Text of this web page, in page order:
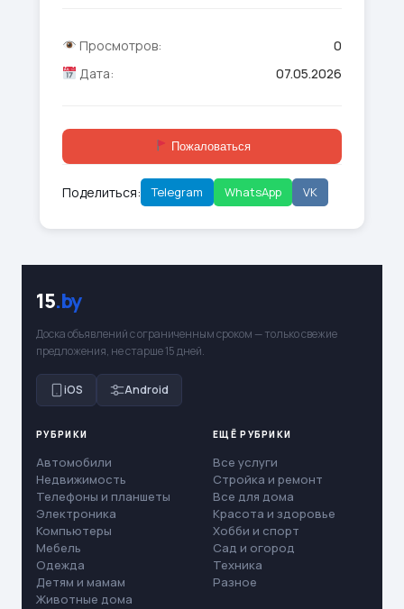
Просмотров:
0
Дата:
07.05.2026
Пожаловаться
Поделиться: Telegram WhatsApp VK
15.by
Доска объявлений с ограниченным сроком — только свежие
предложения, не старше 15 дней.
iOS Android
РУБРИКИ
Автомобили
Недвижимость
Телефоны и планшеты
Электроника
Компьютеры
Мебель
Одежда
Детям и мамам
Животные дома
ЕЩЁ РУБРИКИ
Все услуги
Стройка и ремонт
Все для дома
Красота и здоровье
Хобби и спорт
Сад и огород
Техника
Разное